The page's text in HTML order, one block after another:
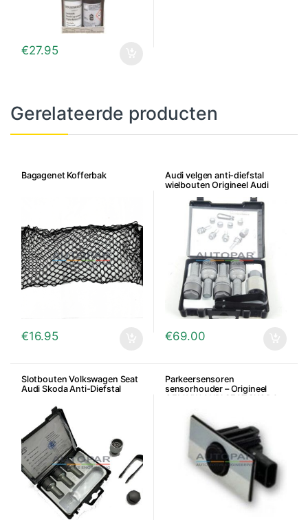
€27.95
Gerelateerde producten
Bagagenet Kofferbak
€16.95
Audi velgen anti-diefstal
wielbouten Origineel Audi
€69.00
Slotbouten Volkswagen Seat
Audi Skoda Anti-Diefstal
Parkeersensoren
sensorhouder – Origineel
OEM VW AUDI SEAT SKODA